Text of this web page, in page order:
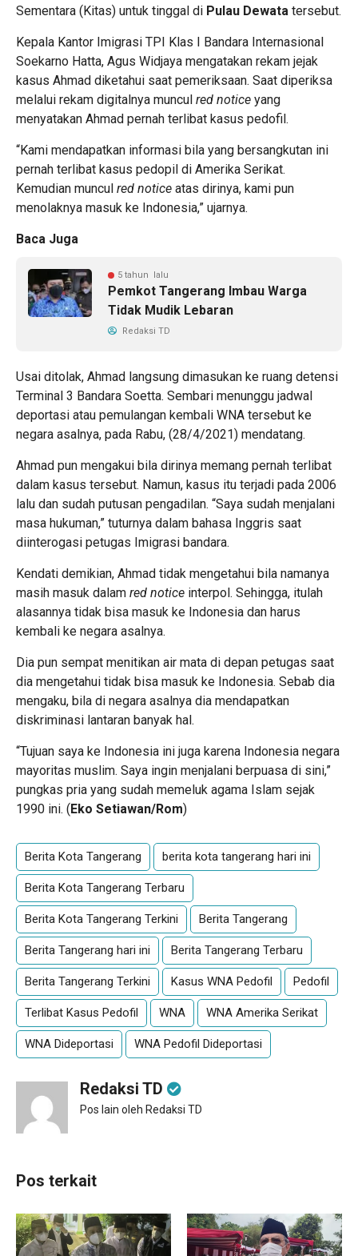
Sementara (Kitas) untuk tinggal di Pulau Dewata tersebut.
Kepala Kantor Imigrasi TPI Klas I Bandara Internasional
Soekarno Hatta, Agus Widjaya mengatakan rekam jejak
kasus Ahmad diketahui saat pemeriksaan. Saat diperiksa
melalui rekam digitalnya muncul red notice yang
menyatakan Ahmad pernah terlibat kasus pedofil.
“Kami mendapatkan informasi bila yang bersangkutan ini
pernah terlibat kasus pedopil di Amerika Serikat.
Kemudian muncul red notice atas dirinya, kami pun
menolaknya masuk ke Indonesia,” ujarnya.
Baca Juga
5 tahun lalu
Pemkot Tangerang Imbau Warga
Tidak Mudik Lebaran
Redaksi TD
Usai ditolak, Ahmad langsung dimasukan ke ruang detensi
Terminal 3 Bandara Soetta. Sembari menunggu jadwal
deportasi atau pemulangan kembali WNA tersebut ke
negara asalnya, pada Rabu, (28/4/2021) mendatang.
Ahmad pun mengakui bila dirinya memang pernah terlibat
dalam kasus tersebut. Namun, kasus itu terjadi pada 2006
lalu dan sudah putusan pengadilan. “Saya sudah menjalani
masa hukuman,” tuturnya dalam bahasa Inggris saat
diinterogasi petugas Imigrasi bandara.
Kendati demikian, Ahmad tidak mengetahui bila namanya
masih masuk dalam red notice interpol. Sehingga, itulah
alasannya tidak bisa masuk ke Indonesia dan harus
kembali ke negara asalnya.
Dia pun sempat menitikan air mata di depan petugas saat
dia mengetahui tidak bisa masuk ke Indonesia. Sebab dia
mengaku, bila di negara asalnya dia mendapatkan
diskriminasi lantaran banyak hal.
“Tujuan saya ke Indonesia ini juga karena Indonesia negara
mayoritas muslim. Saya ingin menjalani berpuasa di sini,”
pungkas pria yang sudah memeluk agama Islam sejak
1990 ini. (Eko Setiawan/Rom)
Berita Kota Tangerang berita kota tangerang hari ini
Berita Kota Tangerang Terbaru
Berita Kota Tangerang Terkini Berita Tangerang
Berita Tangerang hari ini Berita Tangerang Terbaru
Berita Tangerang Terkini Kasus WNA Pedofil Pedofil
Terlibat Kasus Pedofil WNA WNA Amerika Serikat
WNA Dideportasi WNA Pedofil Dideportasi
Redaksi TD
Pos lain oleh Redaksi TD
Pos terkait